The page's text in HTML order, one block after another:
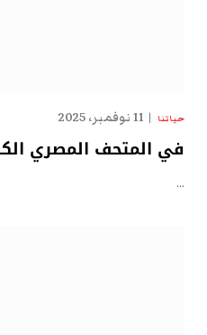
حياتنا 11 نوفمبر، 2025
في المتحف المصري
…